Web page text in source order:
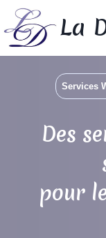
Skip
to
content
La
Services
Des
pour